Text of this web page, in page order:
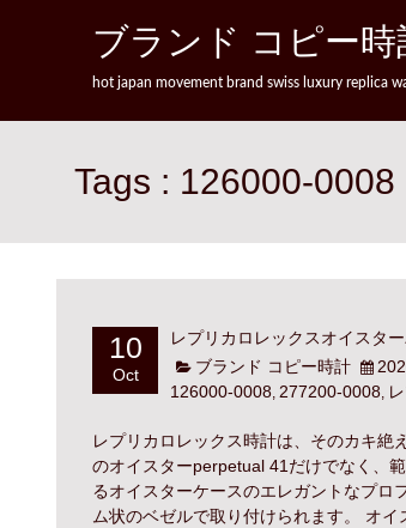
ブランド コピー
hot japan movement brand swiss luxury replica
Tags : 126000-0008
10
Oct
レプリカロレックスオイスタ
ブランド コピー時計
126000-0008, 277200-0008,
レプリカロレックス時計は、そのカキ
のオイスターperpetual 41だけでなく、
るオイスターケースのエレガントなプロ
ム状のベゼルで取り付けられます。 オ